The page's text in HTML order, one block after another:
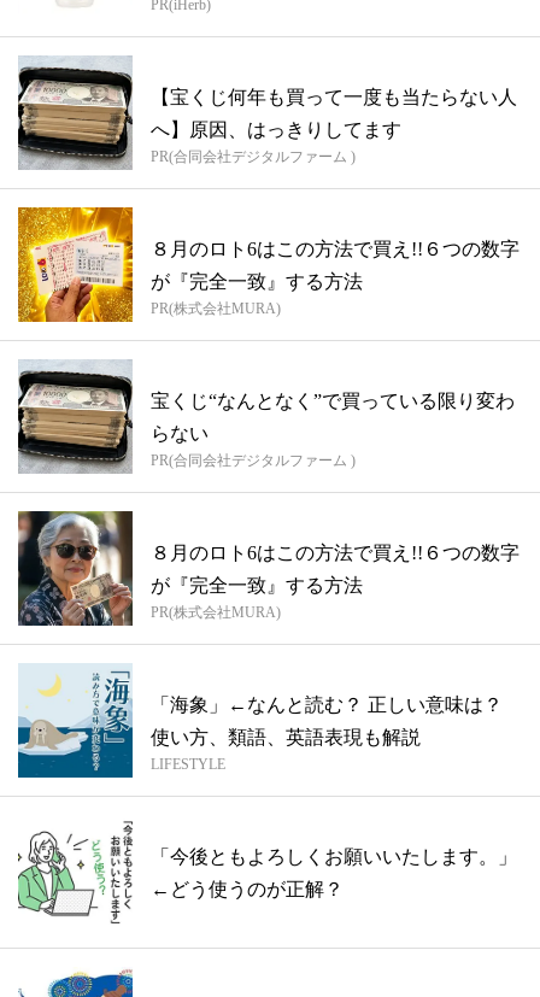
PR(iHerb)
【宝くじ何年も買って一度も当たらない人
へ】原因、はっきりしてます
PR(合同会社デジタルファーム )
８月のロト6はこの方法で買え!!６つの数字
が『完全一致』する方法
PR(株式会社MURA)
宝くじ“なんとなく”で買っている限り変わ
らない
PR(合同会社デジタルファーム )
８月のロト6はこの方法で買え!!６つの数字
が『完全一致』する方法
PR(株式会社MURA)
「海象」←なんと読む？ 正しい意味は？
使い方、類語、英語表現も解説
LIFESTYLE
「今後ともよろしくお願いいたします。」
←どう使うのが正解？